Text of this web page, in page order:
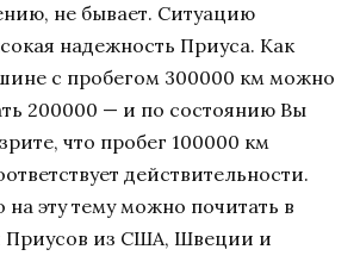
не бывает. Ситуацию
надежность Приуса. Как
с пробегом 300000 км можно
200000 — и по состоянию Вы
что пробег 100000 км
действительности.
на эту тему можно почитать в
Приусов из США, Швеции и